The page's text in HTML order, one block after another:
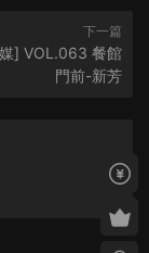
下一篇
] VOL.063 餐館
門前-新芳